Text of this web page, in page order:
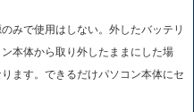
みで使用はしない。外したバッテリ
本体から取り外したままにした場
ます。できるだけパソコン本体にセ